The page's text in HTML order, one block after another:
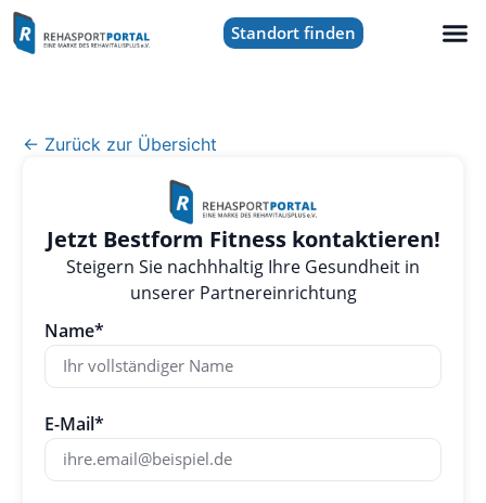
Standort finden
← Zurück zur Übersicht
Jetzt Bestform Fitness kontaktieren!
Steigern Sie nachhhaltig Ihre Gesundheit in
unserer Partnereinrichtung
Name*
E-Mail*